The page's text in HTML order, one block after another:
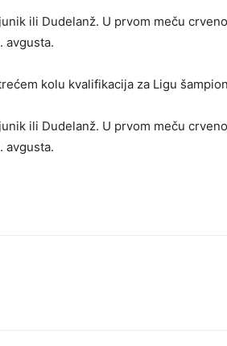
ili Dudelanž. U prvom meču
avgusta.
kolu kvalifikacija za Ligu
ili Dudelanž. U prvom meču
avgusta.